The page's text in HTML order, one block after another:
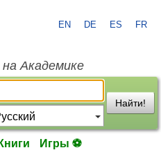
EN DE ES FR
Академике
Найти!
Книги Игры ⚽